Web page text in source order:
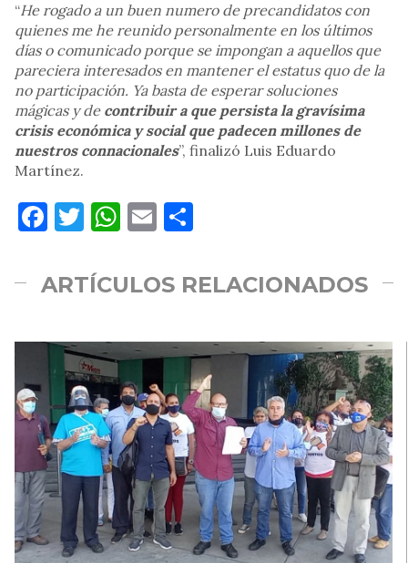
“He rogado a un buen numero de precandidatos con
quienes me he reunido personalmente en los últimos
días o comunicado porque se impongan a aquellos que
pareciera interesados en mantener el estatus quo de la
no participación. Ya basta de esperar soluciones
mágicas y de contribuir a que persista la gravísima
crisis económica y social que padecen millones de
nuestros connacionales”, finalizó Luis Eduardo
Martínez.
Facebook
Twitter
WhatsApp
Email
ARTÍCULOS RELACIONADOS